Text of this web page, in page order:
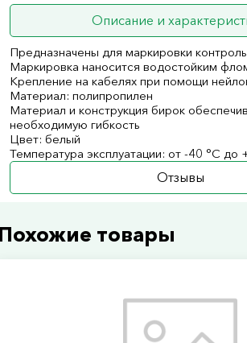
Описание и
Предназначены для маркировки
Маркировка наносится водостойким
Крепление на кабелях при помощи
Материал: полипропилен
Материал и конструкция бирок
необходимую гибкость
Цвет: белый
Температура эксплуатации: от -40 °С до
Отзывы
товары